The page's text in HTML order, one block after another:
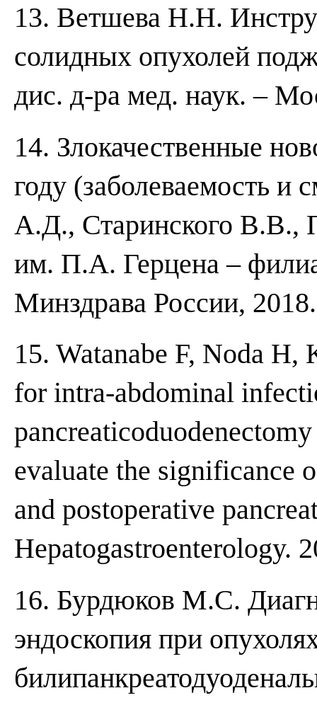
13. Ветшева Н.Н.
солидных опухолей
дис. д-ра мед. наук. –
14. Злокачественные
году (заболеваемость и
А.Д., Старинского
им. П.А. Герцена –
Минздрава России,
15. Watanabe F, Noda
for intra-abdominal
evaluate the significance
and postoperative
Hepatogastroenterology.
16. Бурдюков М.С.
эндоскопия при